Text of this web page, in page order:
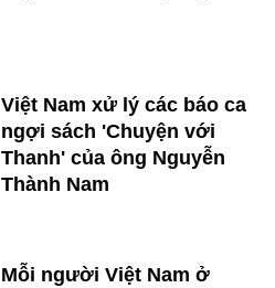
Việt Nam xử lý các báo ca
ngợi sách 'Chuyện với
Thanh' của ông Nguyễn
Thành Nam
Mỗi người Việt Nam ở